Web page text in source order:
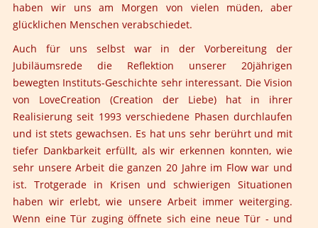
haben wir uns am Morgen von vielen müden, aber
glücklichen Menschen verabschiedet.
Auch für uns selbst war in der Vorbereitung der
Jubiläumsrede die Reflektion unserer 20jährigen
bewegten Instituts-Geschichte sehr interessant. Die Vision
von LoveCreation (Creation der Liebe) hat in ihrer
Realisierung seit 1993 verschiedene Phasen durchlaufen
und ist stets gewachsen. Es hat uns sehr berührt und mit
tiefer Dankbarkeit erfüllt, als wir erkennen konnten, wie
sehr unsere Arbeit die ganzen 20 Jahre im Flow war und
ist. Trotgerade in Krisen und schwierigen Situationen
haben wir erlebt, wie unsere Arbeit immer weiterging.
Wenn eine Tür zuging öffnete sich eine neue Tür - und